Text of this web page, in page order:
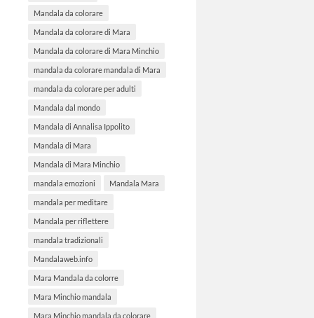
Mandala da colorare
Mandala da colorare di Mara
Mandala da colorare di Mara Minchio
mandala da colorare mandala di Mara
mandala da colorare per adulti
Mandala dal mondo
Mandala di Annalisa Ippolito
Mandala di Mara
Mandala di Mara Minchio
mandala emozioni Mandala Mara
mandala per meditare
Mandala per riflettere
mandala tradizionali
Mandalaweb.info
Mara Mandala da colorre
Mara Minchio mandala
Mara Minchio mandala da colorare